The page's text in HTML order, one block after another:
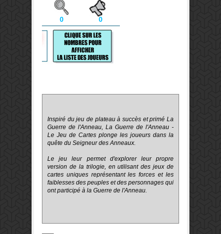
0 0
Inspiré du jeu de plateau à succès et primé La
Guerre de l'Anneau, La Guerre de l'Anneau -
Le Jeu de Cartes plonge les joueurs dans la
quête du Seigneur des Anneaux.
Le jeu leur permet d'explorer leur propre
version de la trilogie, en utilisant des jeux de
cartes uniques représentant les forces et les
faiblesses des peuples et des personnages qui
ont participé à la Guerre de l'Anneau.